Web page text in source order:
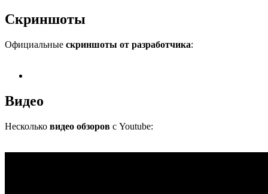
Скриншоты
Официальные скриншоты от разработчика:
Видео
Несколько видео обзоров с Youtube: